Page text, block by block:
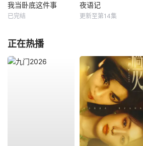
我当卧底这件事
已完结
夜语记
更新至第14集
正在热播